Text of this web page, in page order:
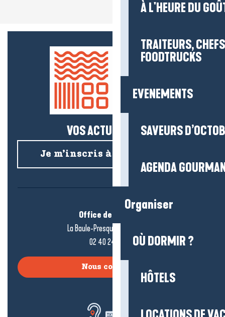
À L'HEURE DU
TRAITEURS,
FOODTRUCKS
EVENEMENTS
SAVEURS
AGENDA
Organiser
OÙ DORMIR ?
HÔTELS
VOS ACTUS SALÉES !
Je m’inscris à la newsletter
Office de tourisme
La Baule-Presqu’île de Guérande
02 40 24 34 44
Nous contacter